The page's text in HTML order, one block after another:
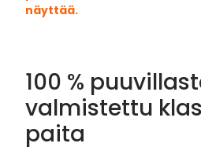
näyttää.
100 %
valmistettu
paita